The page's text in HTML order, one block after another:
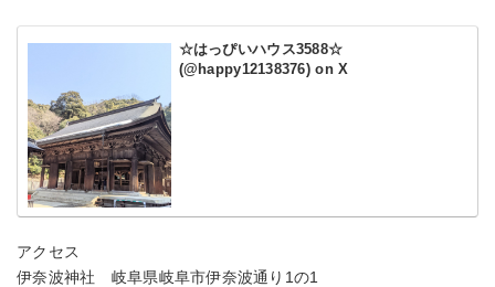
☆はっぴいハウス3588☆
(@happy12138376) on X
アクセス
伊奈波神社 岐阜県岐阜市伊奈波通り1の1